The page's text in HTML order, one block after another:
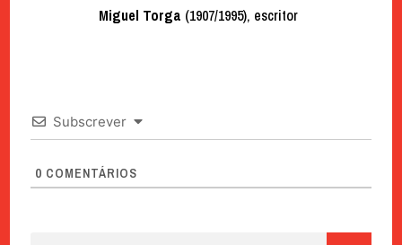
Miguel Torga (1907/1995), escritor
Subscrever
0 COMENTÁRIOS